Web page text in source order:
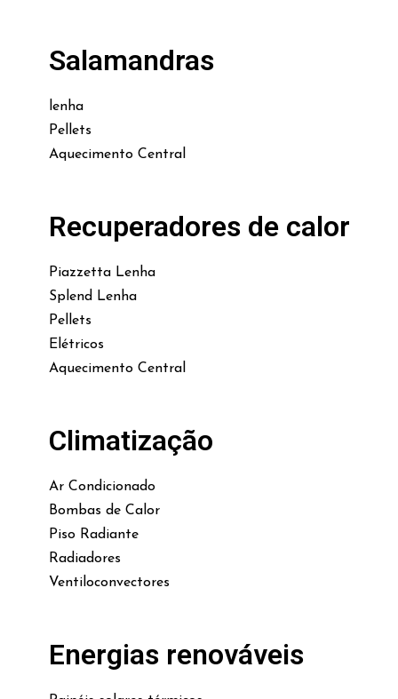
Salamandras
lenha
Pellets
Aquecimento Central
Recuperadores de calor
Piazzetta Lenha
Splend Lenha
Pellets
Elétricos
Aquecimento Central
Climatização
Ar Condicionado
Bombas de Calor
Piso Radiante
Radiadores
Ventiloconvectores
Energias renováveis